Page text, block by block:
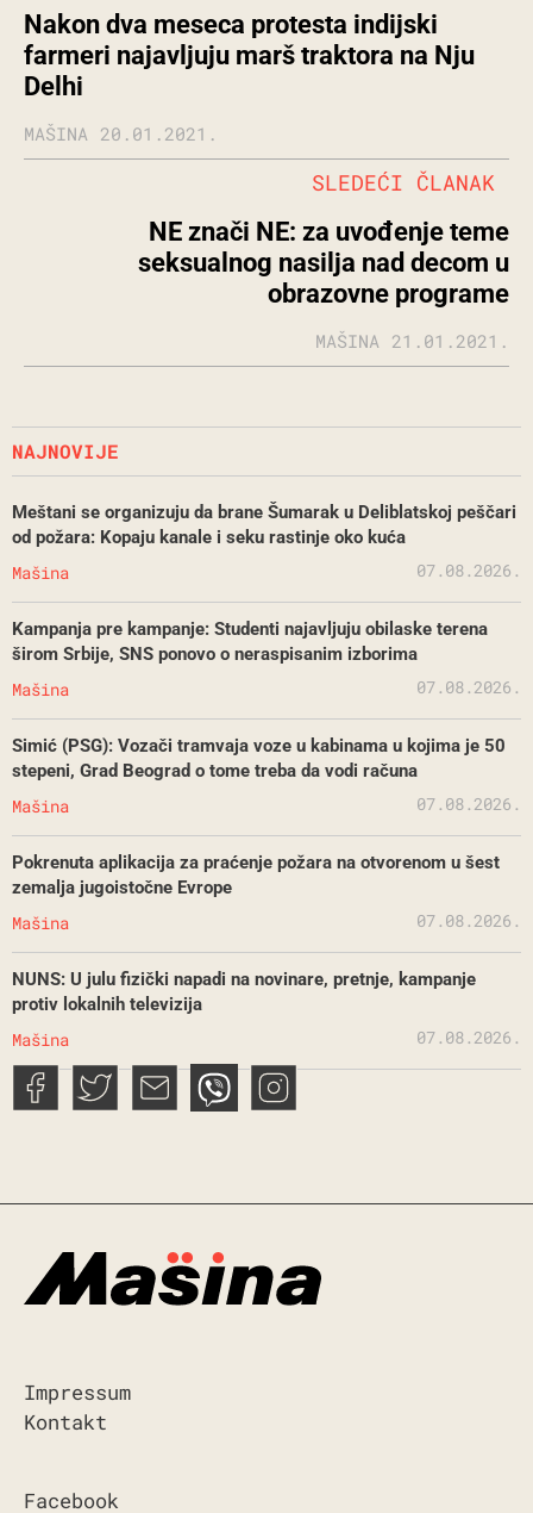
Nakon dva meseca protesta indijski
farmeri najavljuju marš traktora na Nju
Delhi
MAŠINA 20.01.2021.
NE znači NE: za uvođenje teme
seksualnog nasilja nad decom u
obrazovne programe
SLEDEĆI ČLANAK
MAŠINA 21.01.2021.
NAJNOVIJE
Meštani se organizuju da brane Šumarak u Deliblatskoj peščari
od požara: Kopaju kanale i seku rastinje oko kuća
Mašina 07.08.2026.
Kampanja pre kampanje: Studenti najavljuju obilaske terena
širom Srbije, SNS ponovo o neraspisanim izborima
Mašina 07.08.2026.
Simić (PSG): Vozači tramvaja voze u kabinama u kojima je 50
stepeni, Grad Beograd o tome treba da vodi računa
Mašina 07.08.2026.
Pokrenuta aplikacija za praćenje požara na otvorenom u šest
zemalja jugoistočne Evrope
Mašina 07.08.2026.
NUNS: U julu fizički napadi na novinare, pretnje, kampanje
protiv lokalnih televizija
Mašina 07.08.2026.
Impressum
Kontakt
Facebook